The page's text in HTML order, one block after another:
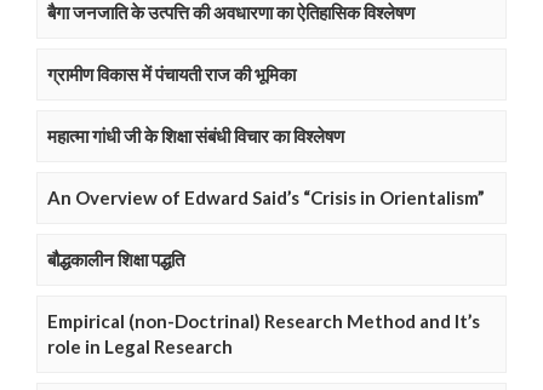
बैगा जनजाति के उत्पत्ति की अवधारणा का ऐतिहासिक विश्लेषण
ग्रामीण विकास में पंचायती राज की भूमिका
महात्मा गांधी जी के शिक्षा संबंधी विचार का विश्लेषण
An Overview of Edward Said’s “Crisis in Orientalism”
बौद्धकालीन शिक्षा पद्धति
Empirical (non-Doctrinal) Research Method and It’s
role in Legal Research